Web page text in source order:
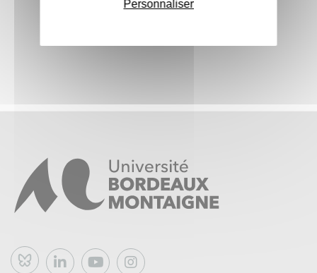
Bluesky
Personnaliser